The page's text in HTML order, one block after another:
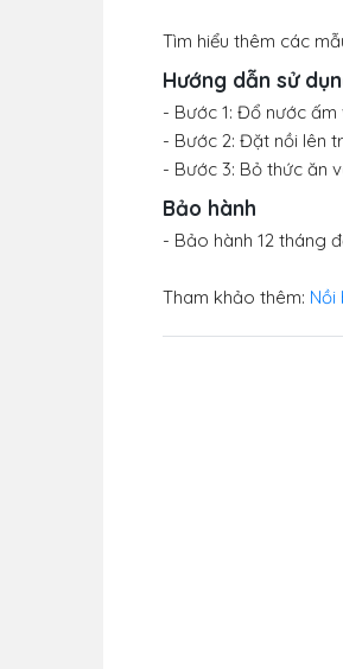
Tìm hiểu thêm các
Hướng dẫn sử
- Bước 1: Đổ nước
- Bước 2: Đặt nồi lên
- Bước 3: Bỏ thức ăn
Bảo hành
- Bảo hành 12 tháng
Tham khảo thêm: Nồi